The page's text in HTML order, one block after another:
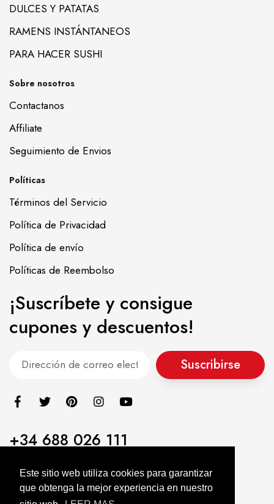
Este sitio web utiliza cookies para garantizar
que obtenga la mejor experiencia en nuestro
DULCES Y PATATAS
RAMENS INSTÁNTANEOS
PARA HACER SUSHI
Sobre nosotros
Contactanos
Affiliate
Seguimiento de Envios
Políticas
Términos del Servicio
Política de Privacidad
Política de envío
Políticas de Reembolso
¡Suscríbete y consigue
cupones y descuentos!
Suscribirse
+34 688 026 111